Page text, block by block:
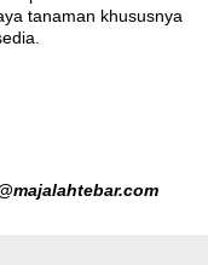
tanaman khususnya